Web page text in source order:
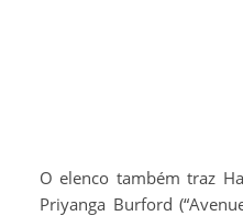
O elenco também traz
Priyanga Burford